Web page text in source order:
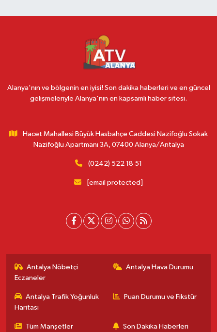
Alanya'nın ve bölgenin en iyisi! Son dakika haberleri ve en güncel
gelişmeleriyle Alanya'nın en kapsamlı haber sitesi.
Hacet Mahallesi Büyük Hasbahçe Caddesi Nazifoğlu Sokak
Nazifoğlu Apartmanı 3A, 07400 Alanya/Antalya
(0242) 522 18 51
[email protected]
Antalya Nöbetçi
Eczaneler
Antalya Hava Durumu
Antalya Trafik Yoğunluk
Haritası
Puan Durumu ve Fikstür
Tüm Manşetler Son Dakika Haberleri